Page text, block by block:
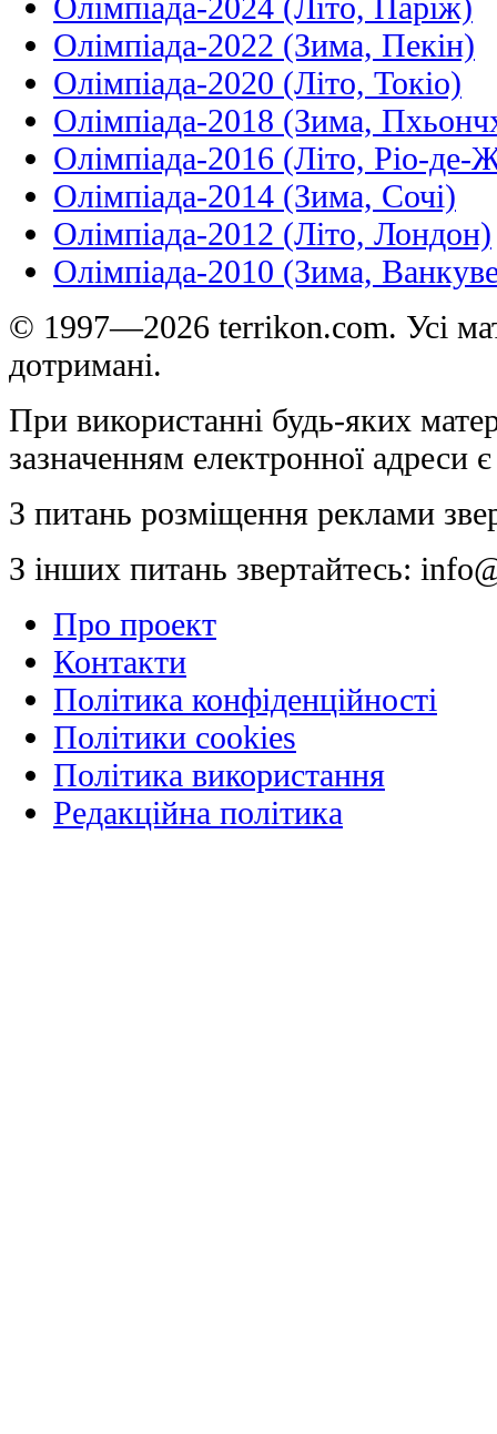
Олімпіада-2022 (Зима, Пекін)
Олімпіада-2020 (Літо, Токіо)
Олімпіада-2018 (Зима,
Олімпіада-2016 (Літо, Ріо-де-
Олімпіада-2014 (Зима, Сочі)
Олімпіада-2012 (Літо, Лондон)
Олімпіада-2010 (Зима,
© 1997—2026 terrikon.com. Усі
дотримані.
При використанні будь-яких
зазначенням електронної адреси
З питань розміщення реклами
З інших питань звертайтесь:
Про проект
Контакти
Політика конфіденційності
Політики cookies
Політика використання
Редакційна політика